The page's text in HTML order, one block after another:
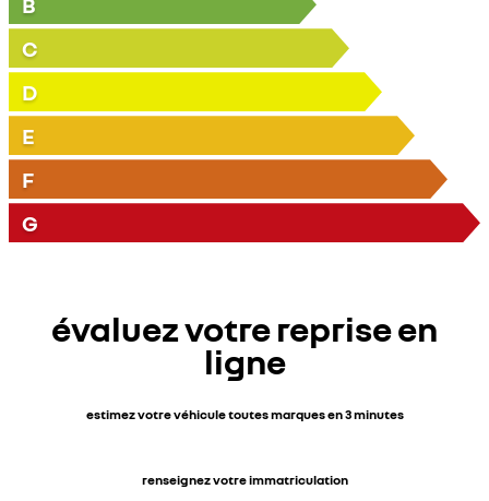
C
D
E
F
G
évaluez votre reprise en
ligne
estimez votre véhicule toutes marques en 3 minutes
renseignez votre immatriculation